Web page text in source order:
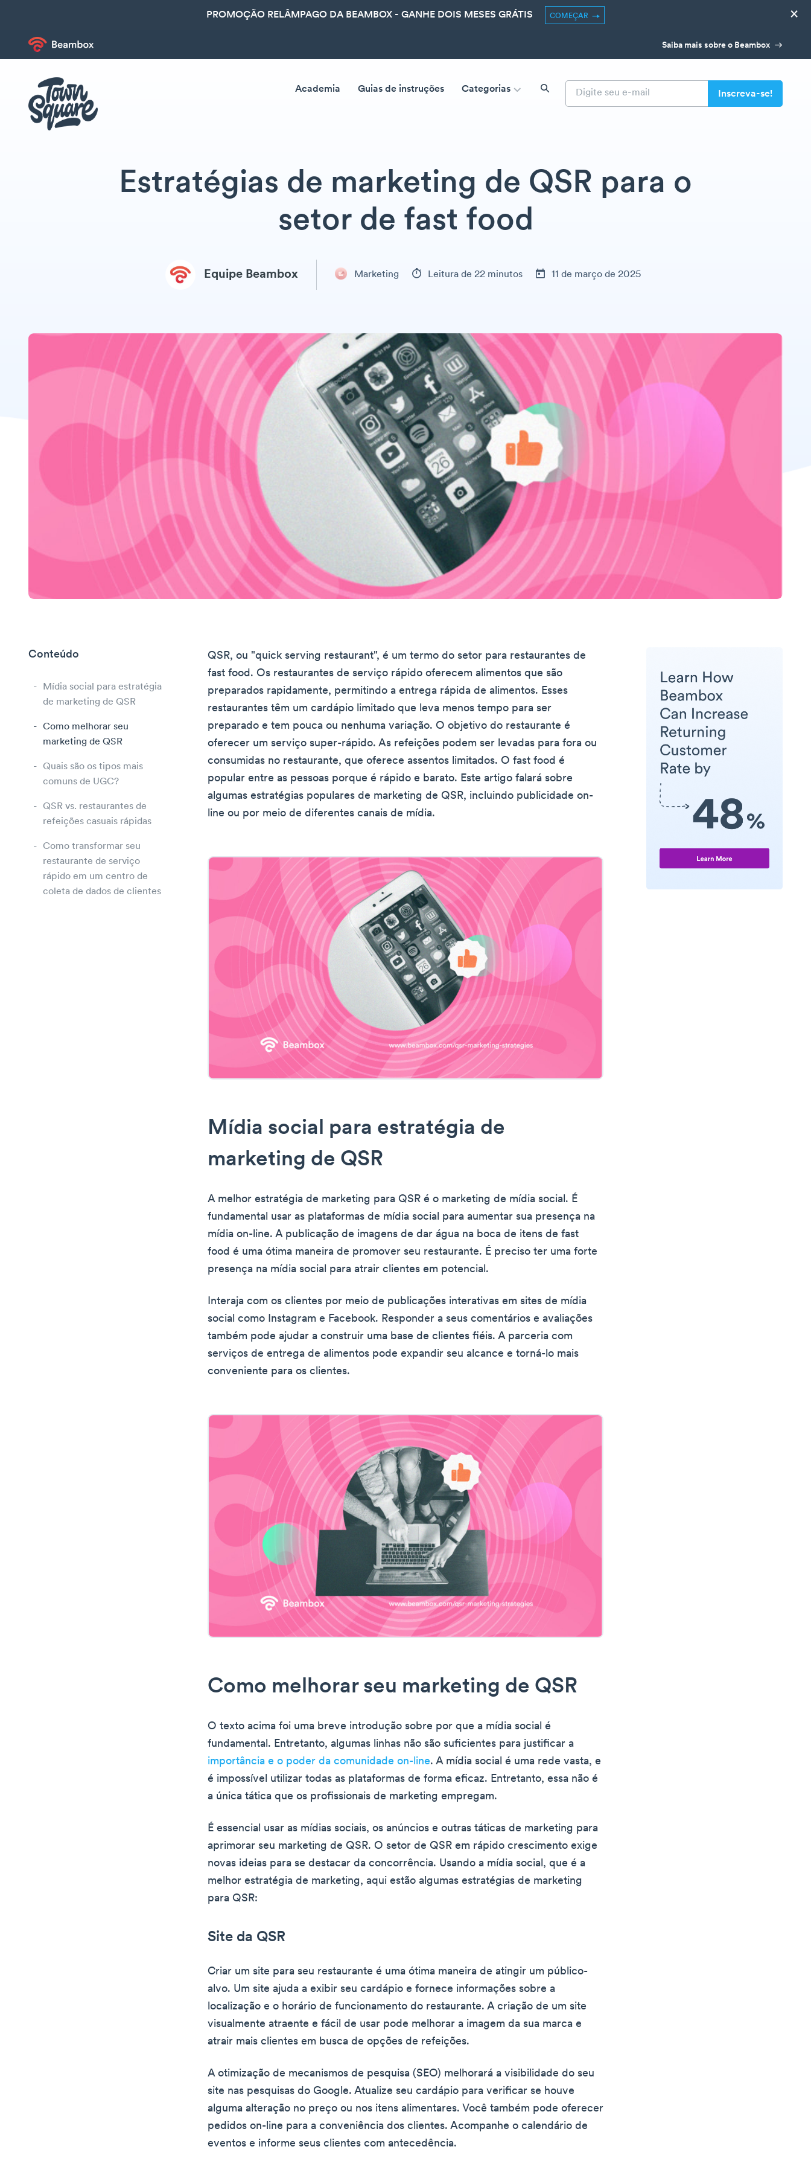
PROMOÇÃO RELÂMPAGO DA BEAMBOX - GANHE DOIS MESES GRÁTIS COMEÇAR ×
Saiba mais sobre o Beambox
Academia Guias de instruções Categorias
Estratégias de marketing de QSR para o
setor de fast food
Equipe Beambox Marketing Leitura de 22 minutos 11 de março de 2025
Conteúdo
Mídia social para estratégia
de marketing de QSR
Como melhorar seu
marketing de QSR
Quais são os tipos mais
comuns de UGC?
QSR vs. restaurantes de
refeições casuais rápidas
Como transformar seu
restaurante de serviço
rápido em um centro de
coleta de dados de clientes
QSR, ou "quick serving restaurant", é um termo do setor para restaurantes de
fast food. Os restaurantes de serviço rápido oferecem alimentos que são
preparados rapidamente, permitindo a entrega rápida de alimentos. Esses
restaurantes têm um cardápio limitado que leva menos tempo para ser
preparado e tem pouca ou nenhuma variação. O objetivo do restaurante é
oferecer um serviço super-rápido. As refeições podem ser levadas para fora ou
consumidas no restaurante, que oferece assentos limitados. O fast food é
popular entre as pessoas porque é rápido e barato. Este artigo falará sobre
algumas estratégias populares de marketing de QSR, incluindo publicidade on-
line ou por meio de diferentes canais de mídia.
Mídia social para estratégia de
marketing de QSR
A melhor estratégia de marketing para QSR é o marketing de mídia social. É
fundamental usar as plataformas de mídia social para aumentar sua presença na
mídia on-line. A publicação de imagens de dar água na boca de itens de fast
food é uma ótima maneira de promover seu restaurante. É preciso ter uma forte
presença na mídia social para atrair clientes em potencial.
Interaja com os clientes por meio de publicações interativas em sites de mídia
social como Instagram e Facebook. Responder a seus comentários e avaliações
também pode ajudar a construir uma base de clientes fiéis. A parceria com
serviços de entrega de alimentos pode expandir seu alcance e torná-lo mais
conveniente para os clientes.
Como melhorar seu marketing de QSR
O texto acima foi uma breve introdução sobre por que a mídia social é
fundamental. Entretanto, algumas linhas não são suficientes para justificar a
importância e o poder da comunidade on-line. A mídia social é uma rede vasta, e
é impossível utilizar todas as plataformas de forma eficaz. Entretanto, essa não é
a única tática que os profissionais de marketing empregam.
É essencial usar as mídias sociais, os anúncios e outras táticas de marketing para
aprimorar seu marketing de QSR. O setor de QSR em rápido crescimento exige
novas ideias para se destacar da concorrência. Usando a mídia social, que é a
melhor estratégia de marketing, aqui estão algumas estratégias de marketing
para QSR:
Site da QSR
Criar um site para seu restaurante é uma ótima maneira de atingir um público-
alvo. Um site ajuda a exibir seu cardápio e fornece informações sobre a
localização e o horário de funcionamento do restaurante. A criação de um site
visualmente atraente e fácil de usar pode melhorar a imagem da sua marca e
atrair mais clientes em busca de opções de refeições.
A otimização de mecanismos de pesquisa (SEO) melhorará a visibilidade do seu
site nas pesquisas do Google. Atualize seu cardápio para verificar se houve
alguma alteração no preço ou nos itens alimentares. Você também pode oferecer
pedidos on-line para a conveniência dos clientes. Acompanhe o calendário de
eventos e informe seus clientes com antecedência.